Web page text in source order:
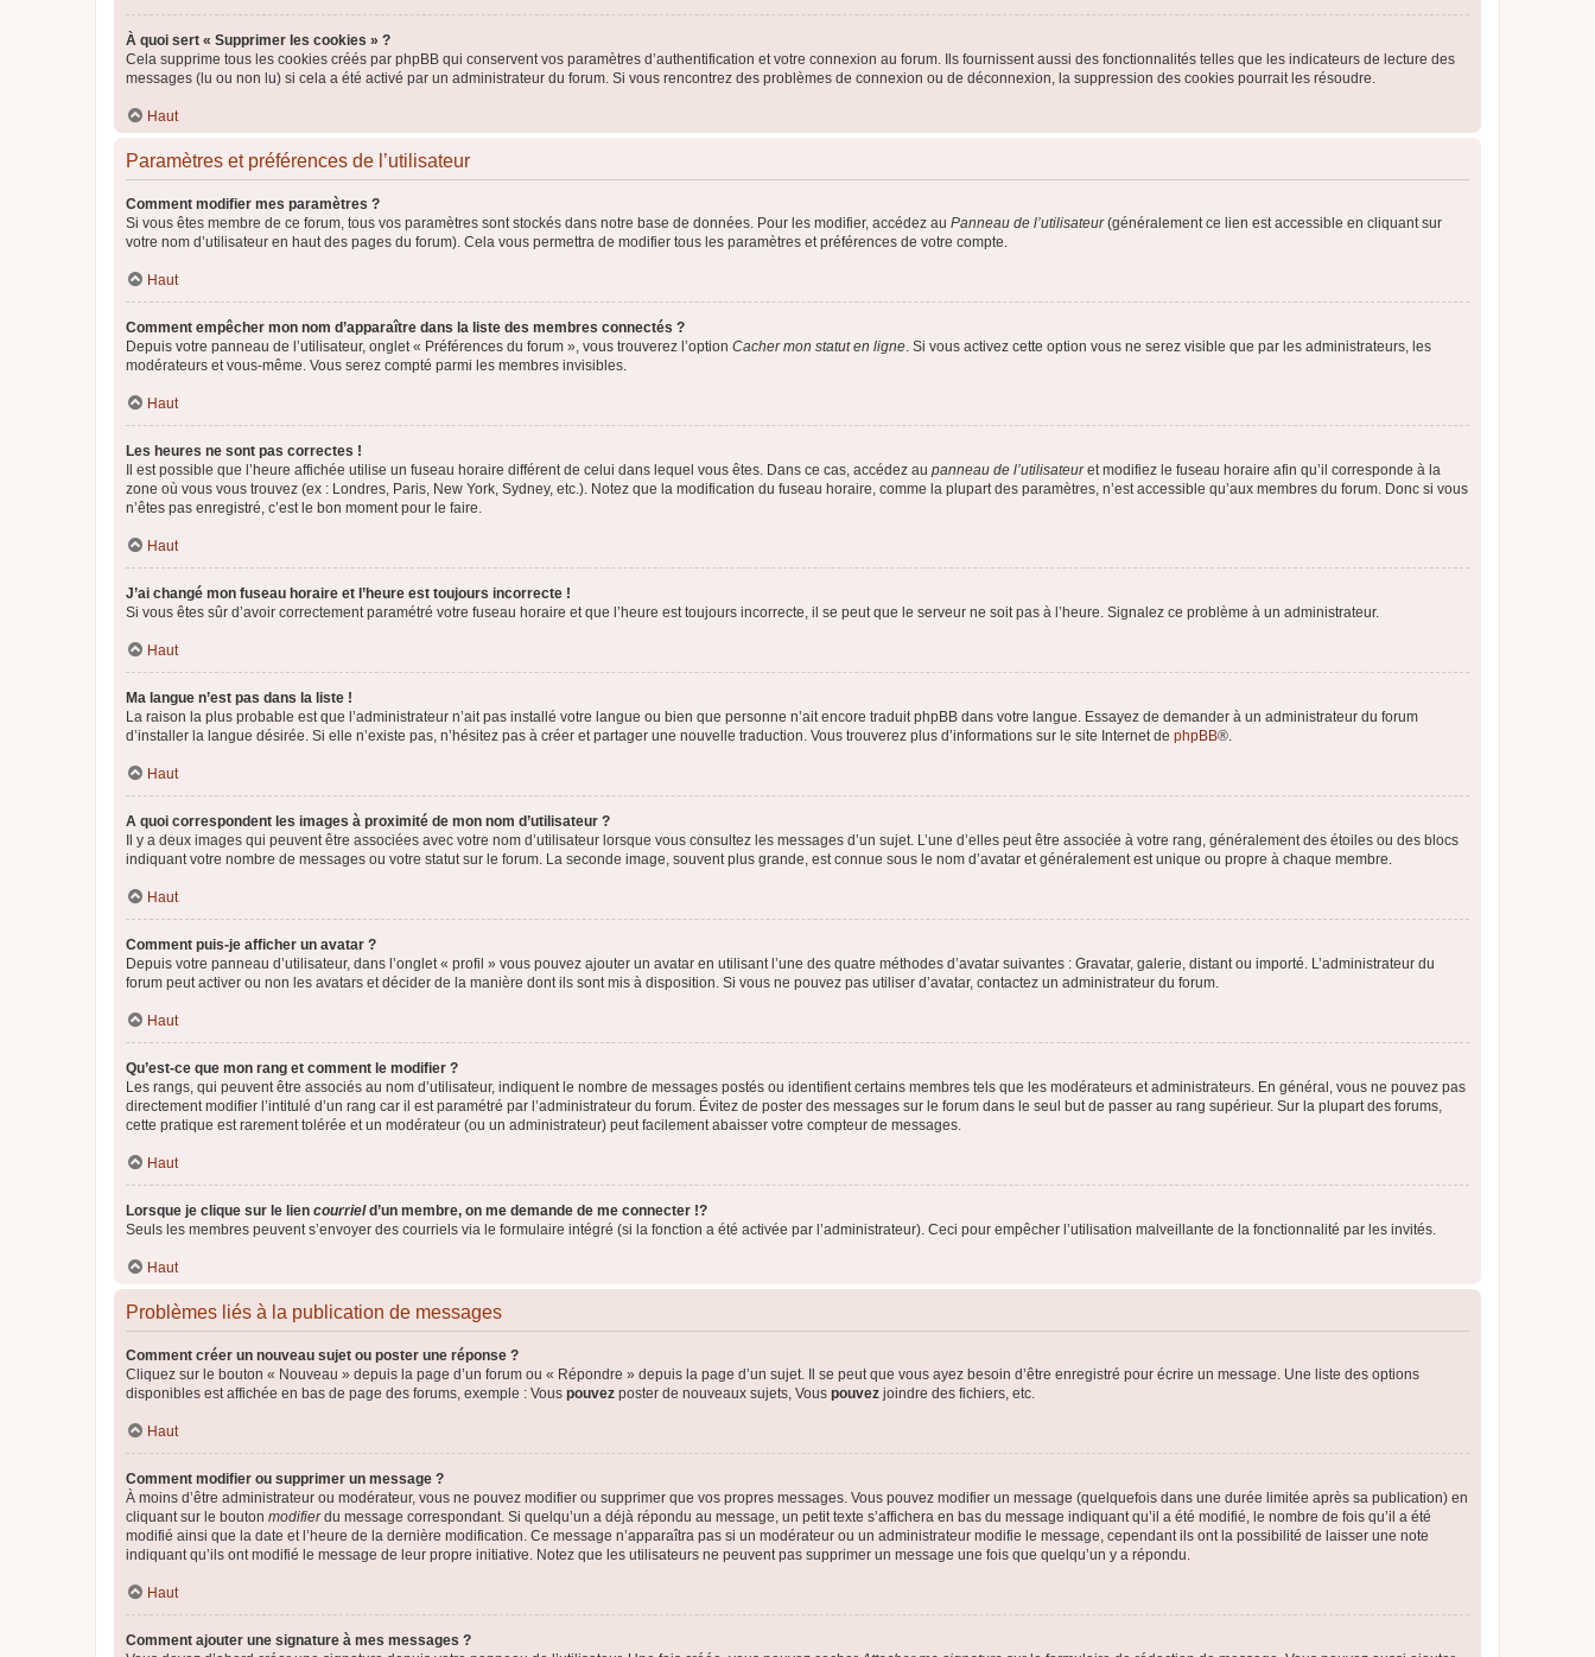
À quoi sert « Supprimer les cookies » ?
Cela supprime tous les cookies créés par phpBB qui conservent vos paramètres d’authentification et votre connexion au forum. Ils fournissent aussi des fonctionnalités telles que les indicateurs de lecture des
messages (lu ou non lu) si cela a été activé par un administrateur du forum. Si vous rencontrez des problèmes de connexion ou de déconnexion, la suppression des cookies pourrait les résoudre.
Haut
Paramètres et préférences de l’utilisateur
Comment modifier mes paramètres ?
Si vous êtes membre de ce forum, tous vos paramètres sont stockés dans notre base de données. Pour les modifier, accédez au Panneau de l’utilisateur(généralement ce lien est accessible en cliquant sur
votre nom d’utilisateur en haut des pages du forum). Cela vous permettra de modifier tous les paramètres et préférences de votre compte.
Haut
Comment empêcher mon nom d’apparaître dans la liste des membres connectés ?
Depuis votre panneau de l’utilisateur, onglet « Préférences du forum », vous trouverez l’option Cacher mon statut en ligne. Si vous activez cette option vous ne serez visible que par les administrateurs, les
modérateurs et vous-même. Vous serez compté parmi les membres invisibles.
Haut
Les heures ne sont pas correctes !
Il est possible que l’heure affichée utilise un fuseau horaire différent de celui dans lequel vous êtes. Dans ce cas, accédez au panneau de l’utilisateuret modifiez le fuseau horaire afin qu’il corresponde à la
zone où vous vous trouvez (ex : Londres, Paris, New York, Sydney, etc.). Notez que la modification du fuseau horaire, comme la plupart des paramètres, n’est accessible qu’aux membres du forum. Donc si vous
n’êtes pas enregistré, c’est le bon moment pour le faire.
Haut
J’ai changé mon fuseau horaire et l’heure est toujours incorrecte !
Si vous êtes sûr d’avoir correctement paramétré votre fuseau horaire et que l’heure est toujours incorrecte, il se peut que le serveur ne soit pas à l’heure. Signalez ce problème à un administrateur.
Haut
Ma langue n’est pas dans la liste !
La raison la plus probable est que l’administrateur n’ait pas installé votre langue ou bien que personne n’ait encore traduit phpBB dans votre langue. Essayez de demander à un administrateur du forum
d’installer la langue désirée. Si elle n’existe pas, n’hésitez pas à créer et partager une nouvelle traduction. Vous trouverez plus d’informations sur le site Internet de phpBB®.
Haut
A quoi correspondent les images à proximité de mon nom d’utilisateur ?
Il y a deux images qui peuvent être associées avec votre nom d’utilisateur lorsque vous consultez les messages d’un sujet. L’une d’elles peut être associée à votre rang, généralement des étoiles ou des blocs
indiquant votre nombre de messages ou votre statut sur le forum. La seconde image, souvent plus grande, est connue sous le nom d’avatar et généralement est unique ou propre à chaque membre.
Haut
Comment puis-je afficher un avatar ?
Depuis votre panneau d’utilisateur, dans l’onglet « profil » vous pouvez ajouter un avatar en utilisant l’une des quatre méthodes d’avatar suivantes : Gravatar, galerie, distant ou importé. L’administrateur du
forum peut activer ou non les avatars et décider de la manière dont ils sont mis à disposition. Si vous ne pouvez pas utiliser d’avatar, contactez un administrateur du forum.
Haut
Qu’est-ce que mon rang et comment le modifier ?
Les rangs, qui peuvent être associés au nom d’utilisateur, indiquent le nombre de messages postés ou identifient certains membres tels que les modérateurs et administrateurs. En général, vous ne pouvez pas
directement modifier l’intitulé d’un rang car il est paramétré par l’administrateur du forum. Évitez de poster des messages sur le forum dans le seul but de passer au rang supérieur. Sur la plupart des forums,
cette pratique est rarement tolérée et un modérateur (ou un administrateur) peut facilement abaisser votre compteur de messages.
Haut
Lorsque je clique sur le lien courrield’un membre, on me demande de me connecter !?
Seuls les membres peuvent s’envoyer des courriels via le formulaire intégré (si la fonction a été activée par l’administrateur). Ceci pour empêcher l’utilisation malveillante de la fonctionnalité par les invités.
Haut
Problèmes liés à la publication de messages
Comment créer un nouveau sujet ou poster une réponse ?
Cliquez sur le bouton « Nouveau » depuis la page d’un forum ou « Répondre » depuis la page d’un sujet. Il se peut que vous ayez besoin d’être enregistré pour écrire un message. Une liste des options
disponibles est affichée en bas de page des forums, exemple : Vous pouvez poster de nouveaux sujets, Vous pouvez joindre des fichiers, etc.
Haut
Comment modifier ou supprimer un message ?
À moins d’être administrateur ou modérateur, vous ne pouvez modifier ou supprimer que vos propres messages. Vous pouvez modifier un message (quelquefois dans une durée limitée après sa publication) en
cliquant sur le bouton modifierdu message correspondant. Si quelqu’un a déjà répondu au message, un petit texte s’affichera en bas du message indiquant qu’il a été modifié, le nombre de fois qu’il a été
modifié ainsi que la date et l’heure de la dernière modification. Ce message n’apparaîtra pas si un modérateur ou un administrateur modifie le message, cependant ils ont la possibilité de laisser une note
indiquant qu’ils ont modifié le message de leur propre initiative. Notez que les utilisateurs ne peuvent pas supprimer un message une fois que quelqu’un y a répondu.
Haut
Comment ajouter une signature à mes messages ?